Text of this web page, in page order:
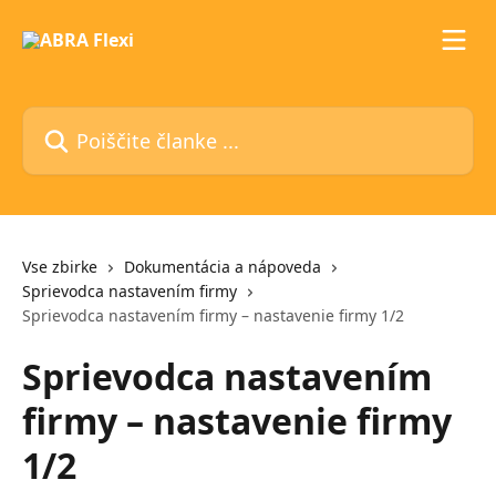
Poiščite članke ...
Vse zbirke
Dokumentácia a nápoveda
Sprievodca nastavením firmy
Sprievodca nastavením firmy – nastavenie firmy 1/2
Sprievodca nastavením
firmy – nastavenie firmy
1/2